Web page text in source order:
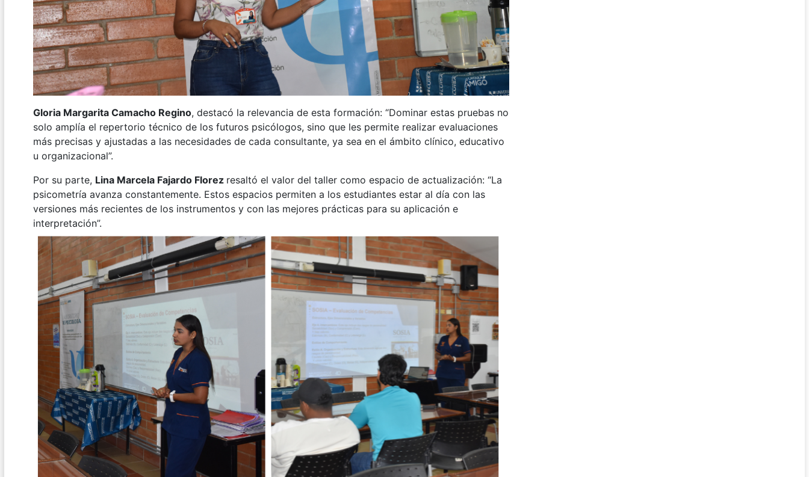
Gloria Margarita Camacho Regino, destacó la relevancia de esta formación: “Dominar estas pruebas no
solo amplía el repertorio técnico de los futuros psicólogos, sino que les permite realizar evaluaciones
más precisas y ajustadas a las necesidades de cada consultante, ya sea en el ámbito clínico, educativo
u organizacional”.
Por su parte, Lina Marcela Fajardo Florez resaltó el valor del taller como espacio de actualización: “La
psicometría avanza constantemente. Estos espacios permiten a los estudiantes estar al día con las
versiones más recientes de los instrumentos y con las mejores prácticas para su aplicación e
interpretación”.